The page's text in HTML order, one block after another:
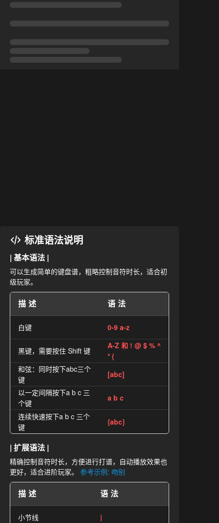
标准语法说明
| 基本语法 |
可以生成简单的键盘谱，粗略控制音符时长，适合初
级玩家。
描述 语法
白键 0-9 a-z
黑键，需要按住 Shift 键
A-Z 和 ! @ $ % ^
* (
和弦：同时按下abc三个
键
[abc]
以一定间隔按下a b c 三
个键
a b c
连续快速按下a b c 三个
键
{abc}
| 扩展语法 |
精确控制音符时长，方便进行打谱，自动播放效果也
更好，适合进阶玩家。参考示例: 吻别
描述 语法
小节线 |